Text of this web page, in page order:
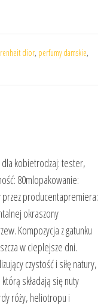
dior, perfumy damskie,
dla kobietrodzaj: tester,
80mlopakowanie:
przez producentapremiera:
okraszony
Kompozycja z gatunku
w cieplejsze dni.
czystość i siłę natury,
składają się nuty
róży, heliotropu i